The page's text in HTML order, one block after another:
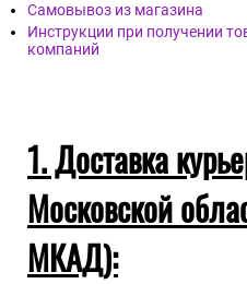
Самовывоз из магазина
Инструкции при получении
компаний
1. Доставка
Московской
МКАД):